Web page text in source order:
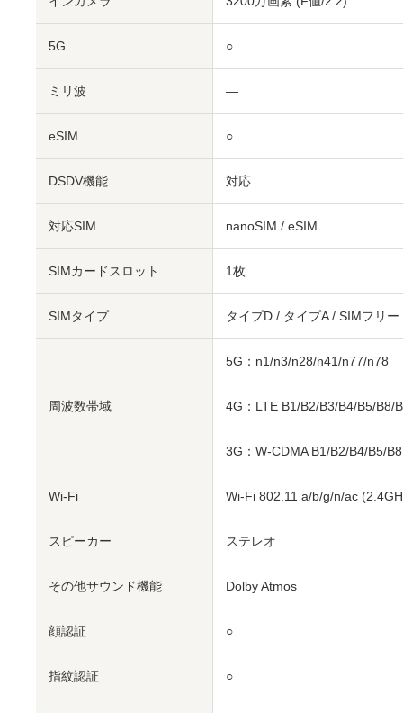
5G ○
ミリ波 ―
eSIM ○
DSDV機能 対応
対応SIM nanoSIM / eSIM
SIMカードスロット 1枚
SIMタイプ タイプD / タイプA / SIMフリー
周波数帯域
5G：n1/n3/n28/n41/n77/n78
4G：LTE B1/B2/B3/B4/B5/B8/
3G：W-CDMA B1/B2/B4/B5/B8
Wi-Fi Wi-Fi 802.11 a/b/g/n/ac
スピーカー ステレオ
その他サウンド機能 Dolby Atmos
顔認証 ○
指紋認証 ○